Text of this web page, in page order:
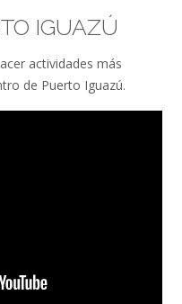
IGUAZÚ
actividades más
de Puerto Iguazú.